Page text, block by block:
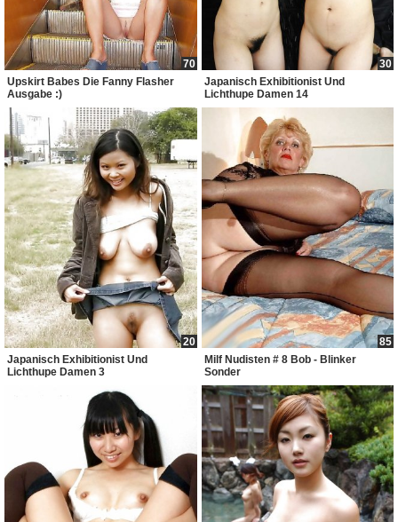
70
Upskirt Babes Die Fanny Flasher
Ausgabe :)
30
Japanisch Exhibitionist Und
Lichthupe Damen 14
20
Japanisch Exhibitionist Und
Lichthupe Damen 3
85
Milf Nudisten # 8 Bob - Blinker
Sonder